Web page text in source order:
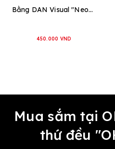
Bằng DAN Visual "Neon lime"
450.000 VND
Mua sắm tại
thứ đều